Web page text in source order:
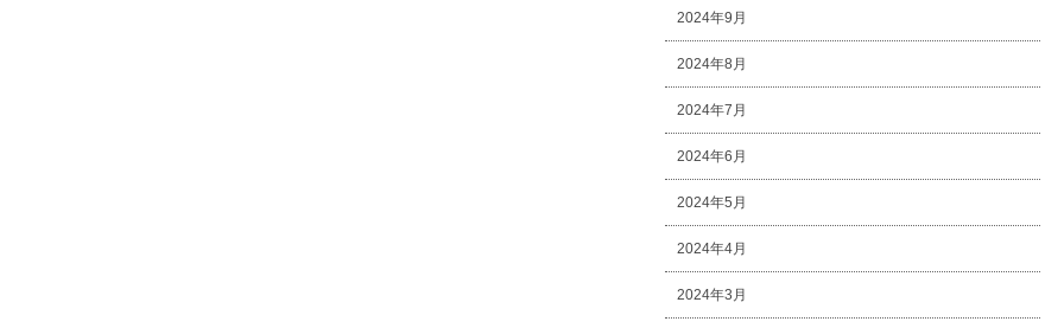
2024年9月
2024年8月
2024年7月
2024年6月
2024年5月
2024年4月
2024年3月